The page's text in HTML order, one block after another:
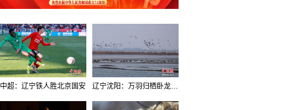
中超：辽宁铁人胜北京国安 辽宁沈阳：万羽归栖卧龙湖看群鸟齐飞